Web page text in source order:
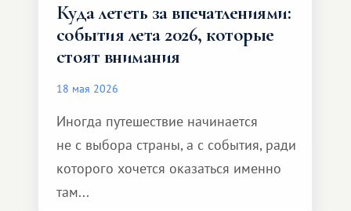
Куда лететь за впечатлениями:
события лета 2026, которые
стоят внимания
18 мая 2026
Иногда путешествие начинается
не с выбора страны, а с события, ради
которого хочется оказаться именно
там...